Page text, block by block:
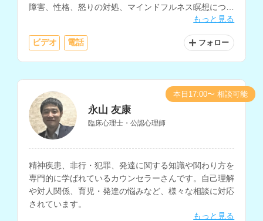
障害、性格、怒りの対処、マインドフルネス瞑想につい
ての相談も得意とされ、精神科等の看護師の経験もお持
もっと見る
ビデオ 電話 フォロー
永山 友康
臨床心理士・公認心理師
精神疾患、非行・犯罪、発達に関する知識や関わり方を
専門的に学ばれているカウンセラーさんです。自己理解
や対人関係、育児・発達の悩みなど、様々な相談に対応
されています。
もっと見る
本日17:00〜 相談可能